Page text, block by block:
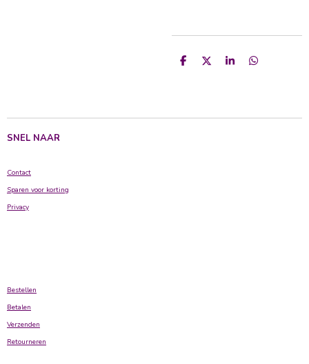
D
D
S
D
SNEL NAAR
Contact
Sparen voor korting
Privacy
Bestellen
Betalen
Verzenden
Retourneren